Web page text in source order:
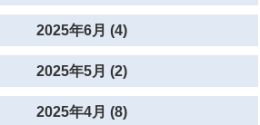
2025年6月 (4)
2025年5月 (2)
2025年4月 (8)